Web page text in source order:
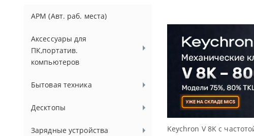
АРМ (Авт. раб. места)
Аксессуары для
ПК,портатив.
компьютеров
Бытовая техника
Десктопы
Зарядные устройства Доступные